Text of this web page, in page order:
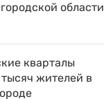
области
кварталы
жителей в